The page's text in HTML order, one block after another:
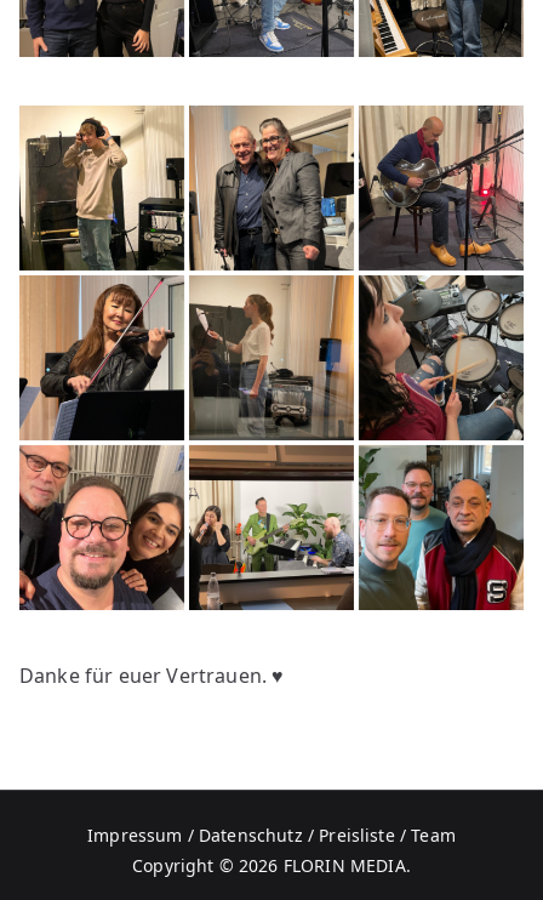
Danke für euer Vertrauen. ♥
Impressum / Datenschutz / Preisliste/Team
Copyright © 2026 FLORIN MEDIA.